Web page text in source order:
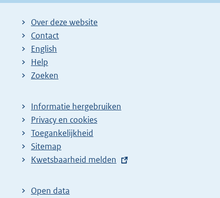
Over deze website
Contact
English
Help
Zoeken
Informatie hergebruiken
Privacy en cookies
Toegankelijkheid
Sitemap
E
t
Kwetsbaarheid melden
Open data